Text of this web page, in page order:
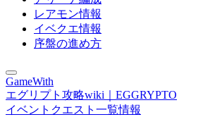
レアモン情報
イベクエ情報
序盤の進め方
GameWith
エグリプト攻略wiki｜EGGRYPTO
イベントクエスト一覧情報